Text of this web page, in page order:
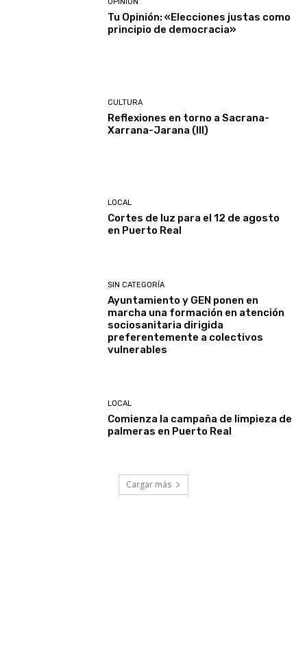
OPINIÓN
Tu Opinión: «Elecciones justas como
principio de democracia»
CULTURA
Reflexiones en torno a Sacrana-
Xarrana-Jarana (III)
LOCAL
Cortes de luz para el 12 de agosto
en Puerto Real
SIN CATEGORÍA
Ayuntamiento y GEN ponen en
marcha una formación en atención
sociosanitaria dirigida
preferentemente a colectivos
vulnerables
LOCAL
Comienza la campaña de limpieza de
palmeras en Puerto Real
Cargar más